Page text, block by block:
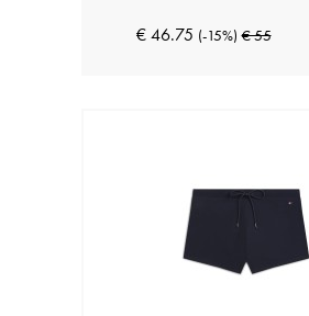
€ 46.75 (-15%) € 55